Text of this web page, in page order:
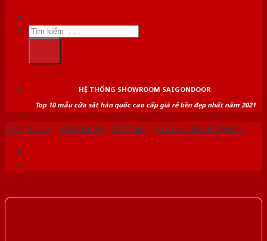
Tìm
kiếm:
HỆ THỐNG SHOWROOM SAIGONDOOR
Top 10 mẫu cửa sắt hàn quốc cao cấp giá rẻ bền đẹp nhất năm 2021
Trang chủ /Sản phẩm /CỬA GỖ /Cửa Gỗ MDF Veneer